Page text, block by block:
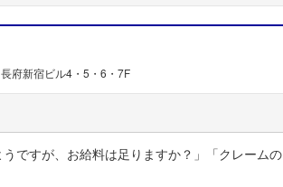
府新宿ビル4・5・6・7F
ですが、お給料は足りますか？」「クレームの